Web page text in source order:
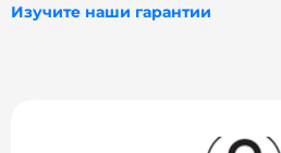
Изучите наши гарантии